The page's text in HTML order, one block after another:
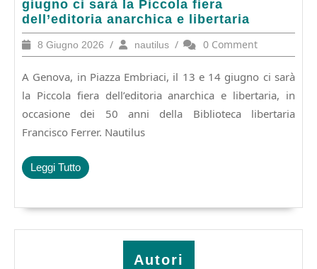
giugno ci sarà la Piccola fiera
dell’editoria anarchica e libertaria
in
Piazza
Embriaci,
il
e
14
giugno
sarà
la
Piccola
fiera
anarchica
e
8 Giugno 2026
Giugno
2026
/ nautilusnautilus
/ 0 Comment
A Genova, in Piazza Embriaci, il 13 e 14 giugno ci sarà
la Piccola fiera dell’editoria anarchica e libertaria, in
occasione dei 50 anni della Biblioteca libertaria
Francisco Ferrer. Nautilus
Leggi TuttoLeggi
Tutto
Autori